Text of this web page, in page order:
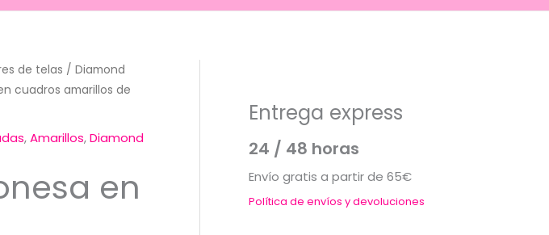
de telas / Diamond
cuadros amarillos de
,Amarillos,Diamond
en
Entrega express
24 / 48 horas
Envío gratis a partir de 65€
Política de envíos y devoluciones